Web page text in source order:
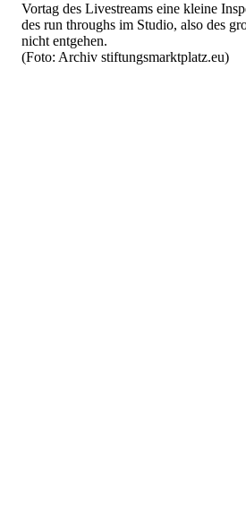
Vortag des Livestreams eine kleine
des run throughs im Studio, also des
nicht entgehen.
(Foto: Archiv stiftungsmarktplatz.eu)